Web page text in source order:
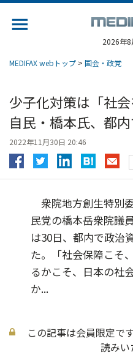
2026年8
MEDIFAX webトップ > 国会・政党
少子化対策は「社
自民・橋本氏、都
2022年11月30日 20:46
衆院地方創生特別
民党の橋本岳衆院議
は30日、都内で政治
た。「社会保障こそ
るかこそ、日本の社
か...
この記事は会員限定で
読みい